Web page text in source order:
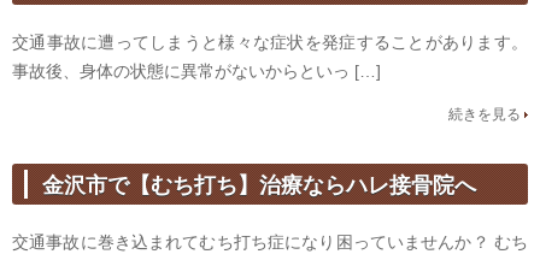
交通事故に遭ってしまうと様々な症状を発症することがあります。
事故後、身体の状態に異常がないからといっ […]
続きを見る
金沢市で【むち打ち】治療ならハレ接骨院へ
交通事故に巻き込まれてむち打ち症になり困っていませんか？ むち